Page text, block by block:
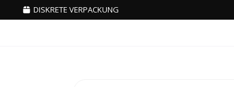
DISKRETE VERPACKUNG